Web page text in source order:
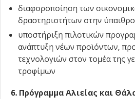
διαφοροποίηση των
δραστηριοτήτων στην
υποστήριξη πιλοτικών
ανάπτυξη νέων προϊόντων,
τεχνολογιών στον τομέα της
τροφίμων
6. Πρόγραμμα Αλιείας και